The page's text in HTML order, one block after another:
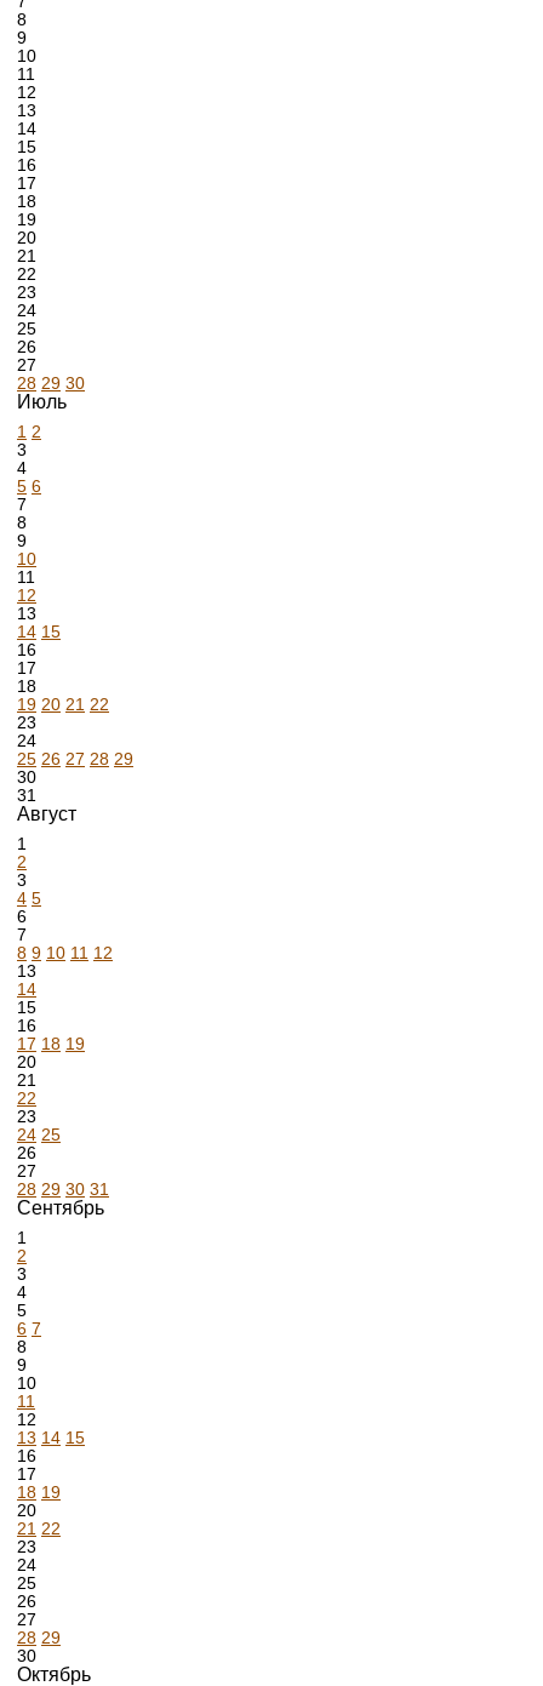
8
9
10
11
12
13
14
15
16
17
18
19
20
21
22
23
24
25
26
27
28 29 30
Июль
1 2
3
4
5 6
7
8
9
10
11
12
13
14 15
16
17
18
19 20 21 22
23
24
25 26 27 28 29
30
31
Август
1
2
3
4 5
6
7
8 9 10 11 12
13
14
15
16
17 18 19
20
21
22
23
24 25
26
27
28 29 30 31
Сентябрь
1
2
3
4
5
6 7
8
9
10
11
12
13 14 15
16
17
18 19
20
21 22
23
24
25
26
27
28 29
30
Октябрь